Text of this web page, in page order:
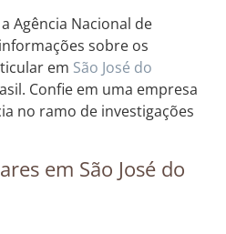
Agência Nacional de
sobre os
em São José do
Confie em uma empresa
no ramo de investigações
em São José do